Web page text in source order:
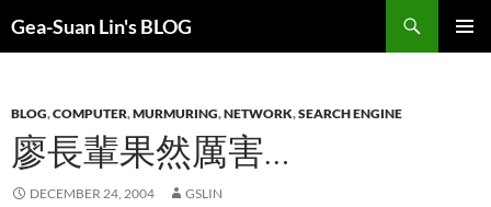
Gea-Suan Lin's BLOG
BLOG,COMPUTER,MURMURING,NETWORK,SEARCH ENGINE
廖長輩果然厲害…
DECEMBER 24, 2004 GSLIN